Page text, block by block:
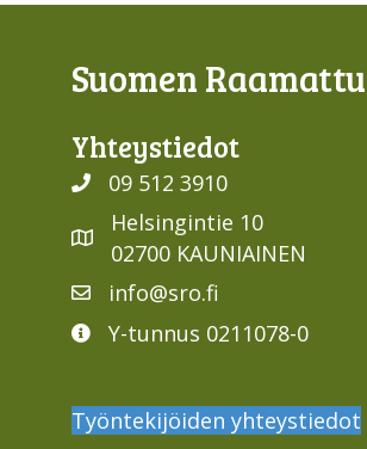
Suomen
Yhteys­tiedot
09 512 3910
Helsingintie 10
02700 KAUNIAINEN
info@sro.fi
Y-tunnus 0211078-0
Työntekijöiden yhteystiedot